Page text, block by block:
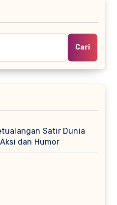
Cari
Satir Dunia
dan Humor